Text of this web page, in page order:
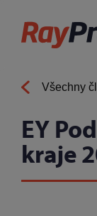
Všechny
EY
kraje